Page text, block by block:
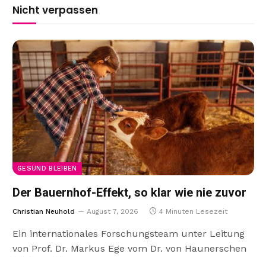
Nicht verpassen
GESUND BLEIBEN
Der Bauernhof-Effekt, so klar wie nie zuvor
Christian Neuhold August 7, 2026 4 Minuten Lesezeit
Ein internationales Forschungsteam unter Leitung
von Prof. Dr. Markus Ege vom Dr. von Haunerschen